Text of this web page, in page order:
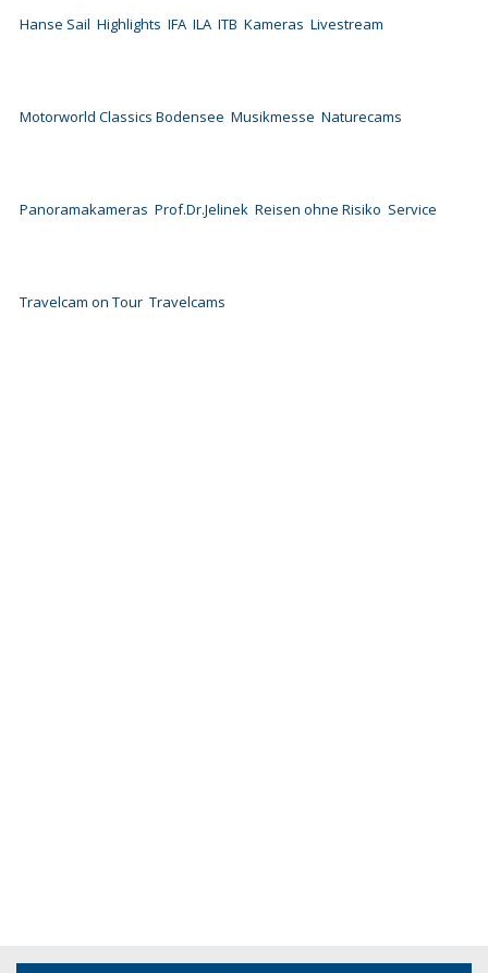
Hanse Sail Highlights IFA ILA ITB Kameras Livestream
Motorworld Classics Bodensee Musikmesse Naturecams
Panoramakameras Prof.Dr.Jelinek Reisen ohne Risiko Service
Travelcam on Tour Travelcams